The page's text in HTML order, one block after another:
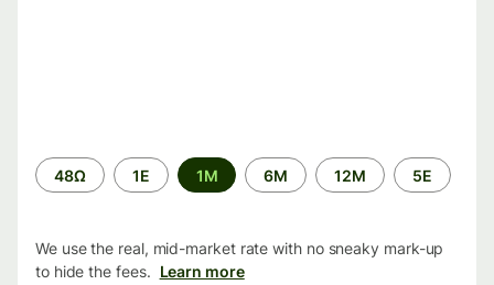
Time
period
48Ω 1Ε 1M 6M 12M 5Ε
We use the real, mid-market rate with no sneaky mark-up
to hide the fees. Learn more